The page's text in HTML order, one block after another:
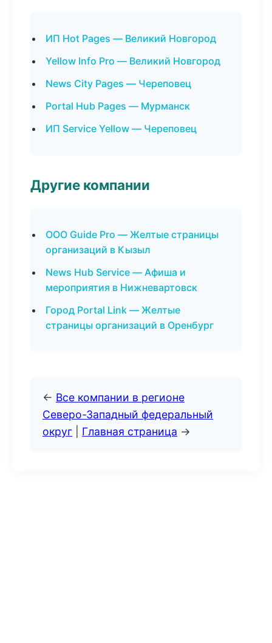
ИП Hot Pages — Великий Новгород
Yellow Info Pro — Великий Новгород
News City Pages — Череповец
Portal Hub Pages — Мурманск
ИП Service Yellow — Череповец
Другие компании
ООО Guide Pro — Желтые страницы
организаций в Кызыл
News Hub Service — Афиша и
мероприятия в Нижневартовск
Город Portal Link — Желтые
страницы организаций в Оренбург
← Все компании в регионе
Северо-Западный федеральный
округ
Главная страница →